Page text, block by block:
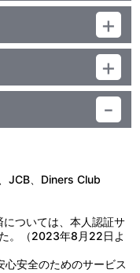
JCB、Diners Club
ついては、本人認証サ
。（2023年8月22日よ
安全のためのサービス